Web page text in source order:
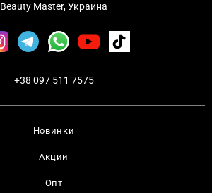
Новинки
Акции
Опт
Beauty Master, Украина
+38 097 511 7575